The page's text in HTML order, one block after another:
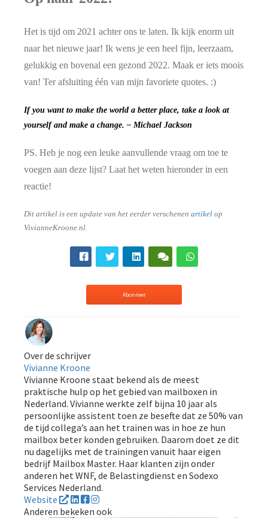
Het is tijd om 2021 achter ons te laten. Ik kijk enorm uit
naar het nieuwe jaar! Ik wens je een heel fijn, leerzaam,
gelukkig en bovenal een gezond 2022. Maak er iets moois
van! Ter afsluiting één van mijn favoriete quotes. :)
If you want to make the world a better place, take a look at
yourself and make a change. – Michael Jackson
PS. Heb je nog een leuke aanvullende vraag om toe te
voegen aan deze lijst? Laat het weten hieronder in een
reactie!
Dit artikel is een update van het eerder verschenen artikel op
VivianneKroone.nl.
Abonneer
Over de schrijver
Vivianne Kroone
Vivianne Kroone staat bekend als de meest
praktische hulp op het gebied van mailboxen in
Nederland. Vivianne werkte zelf bijna 10 jaar als
persoonlijke assistent toen ze besefte dat ze 50% van
de tijd collega’s aan het trainen was in hoe ze hun
mailbox beter konden gebruiken. Daarom doet ze dit
nu dagelijks met de trainingen vanuit haar eigen
bedrijf Mailbox Master. Haar klanten zijn onder
anderen het WNF, de Belastingdienst en Sodexo
Services Nederland.
Website
Anderen bekeken ook